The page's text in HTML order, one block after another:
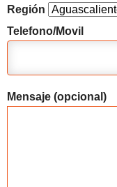
Región
Telefono/Movil
Mensaje (opcional)